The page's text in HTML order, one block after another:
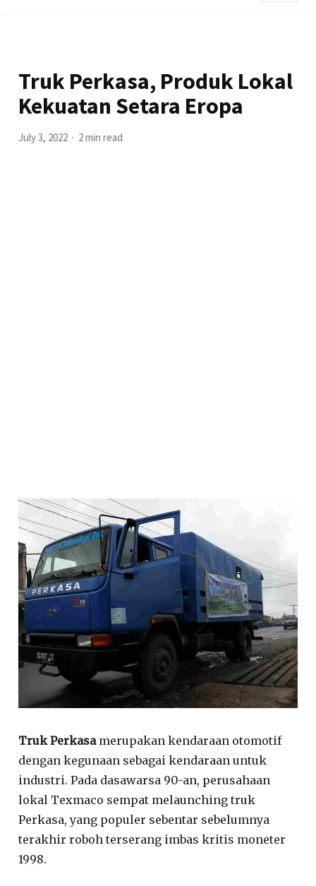
Truk Perkasa, Produk Lokal
Kekuatan Setara Eropa
July 3, 2022 2 min read
Truk Perkasa merupakan kendaraan otomotif
dengan kegunaan sebagai kendaraan untuk
industri. Pada dasawarsa 90-an, perusahaan
lokal Texmaco sempat melaunching truk
Perkasa, yang populer sebentar sebelumnya
terakhir roboh terserang imbas kritis moneter
1998.